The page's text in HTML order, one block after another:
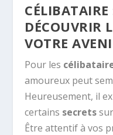
DÉCOUVRIR
VOTRE
Pour les
amoureux peut
Heureusement, il
certains secrets
Être attentif à vos